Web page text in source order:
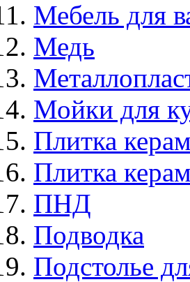
Мебель для
Медь
Мойки для
Плитка
Плитка
ПНД
Подводка
Подстолье